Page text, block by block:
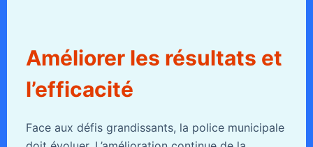
Améliorer les résultats et
l’efficacité
Face aux défis grandissants, la police municipale